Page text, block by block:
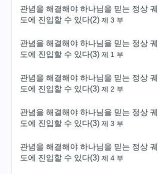
관념을 해결해야 하나님을 믿는 정상 궤
도에 진입할 수 있다(2) 제 3 부
관념을 해결해야 하나님을 믿는 정상 궤
도에 진입할 수 있다(3) 제 1 부
관념을 해결해야 하나님을 믿는 정상 궤
도에 진입할 수 있다(3) 제 2 부
관념을 해결해야 하나님을 믿는 정상 궤
도에 진입할 수 있다(3) 제 3 부
관념을 해결해야 하나님을 믿는 정상 궤
도에 진입할 수 있다(3) 제 4 부